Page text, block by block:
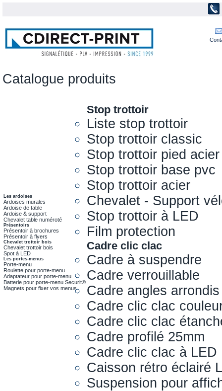
Catalogue produits
Les ardoises
Ardoises murales
Ardoise de table
Ardoise & support
Chevalet table numéroté
Présentoirs
Présentoir à brochures
Présentoir à flyers
Chevalet trottoir bois
Chevalet trottoir bois
Spot à LED
Les portes-menus
Porte-menu
Roulette pour porte-menu
Adaptateur pour porte-menu
Batterie pour porte-menu Securit®
Magnets pour fixer vos menus
Stop trottoir
Liste stop trottoir
Stop trottoir classic
Stop trottoir pied acier
Stop trottoir base pvc
Stop trottoir acier
Chevalet - Support
Stop trottoir à LED
Film protection
Cadre clic clac
Cadre à suspendre
Cadre verrouillable
Cadre angles arrondis
Cadre clic clac
Cadre clic clac
Cadre profilé 25mm
Cadre clic clac à LED
Caisson rétro éclairé
Suspension pour